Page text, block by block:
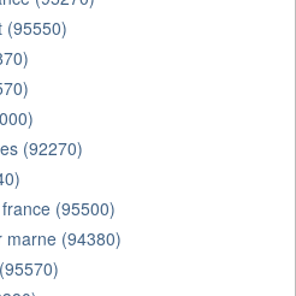
(95550)
(92270)
(95500)
marne (94380)